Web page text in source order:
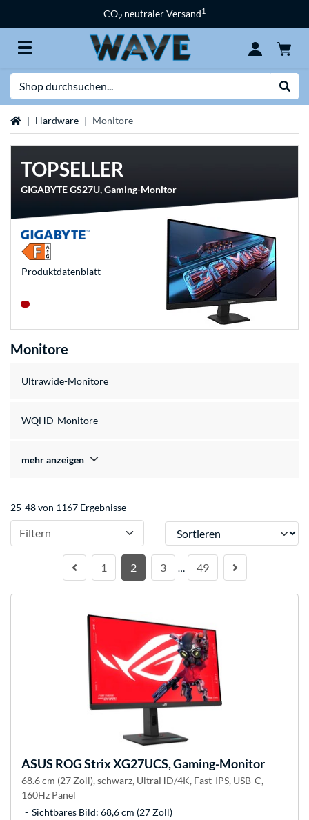
CO2 neutraler Versand1
StartseiteHardware Monitore
TOPSELLER
GIGABYTE GS27U, Gaming-Monitor
Produkt­datenblatt
Monitore
Ultrawide-Monitore
WQHD-Monitore
mehr anzeigen
25-48 von 1167 Ergebnisse
Filtern Sortieren
1 2 3 … 49
ASUS ROG Strix XG27UCS, Gaming-Monitor
68.6 cm (27 Zoll), schwarz, UltraHD/4K, Fast-IPS, USB-C,
160Hz Panel
Sichtbares Bild: 68,6 cm (27 Zoll)